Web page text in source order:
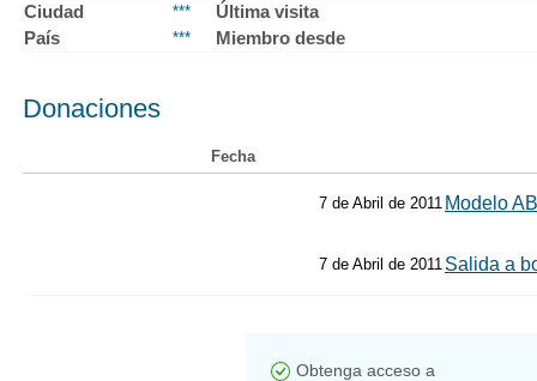
Ciudad
***
Última visita
País
*** Miembro desde
Donaciones
Fecha
7 de Abril de 2011 Modelo
7 de Abril de 2011 Salida a
Obtenga acceso a